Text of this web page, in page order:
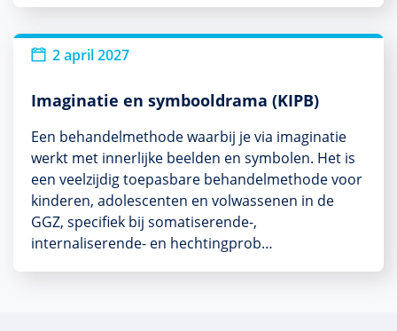
2 april 2027
Imaginatie en symbooldrama (KIPB)
Een behandelmethode waarbij je via imaginatie
werkt met innerlijke beelden en symbolen. Het is
een veelzijdig toepasbare behandelmethode voor
kinderen, adolescenten en volwassenen in de
GGZ, specifiek bij somatiserende-,
internaliserende- en hechtingprob…